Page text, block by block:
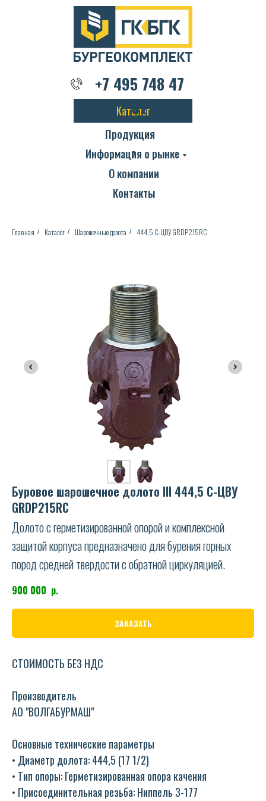
Каталог
Продукция
О компании
Контакты
+7 495 748 47
02
Информация о рынке
+7 495 748 47 02
Главная / Каталог / Шарошечные долота / 444,5 С-ЦВУ GRDP215RC
Буровое шарошечное долото III 444,5 С-ЦВУ
GRDP215RC
Долото с герметизированной опорой и комплексной
защитой корпуса предназначено для бурения горных
пород средней твердости с обратной циркуляцией.
900 000 р.
ЗАКАЗАТЬ
СТОИМОСТЬ БЕЗ НДС
Производитель
АО "ВОЛГАБУРМАШ"
Основные технические параметры
• Диаметр долота: 444,5 (17 1/2)
• Тип опоры: Герметизированная опора качения
• Присоединительная резьба: Ниппель 3-177